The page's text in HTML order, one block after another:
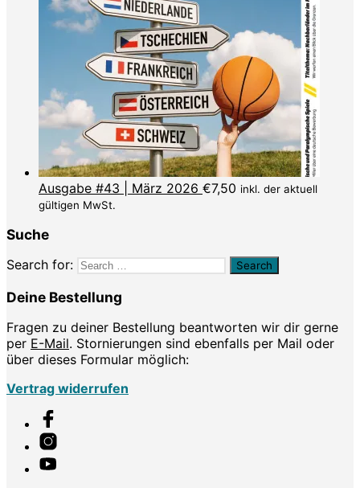
Ausgabe #43 | März 2026 €7,50 inkl. der aktuell
gültigen MwSt.
Suche
Search for:
Deine Bestellung
Fragen zu deiner Bestellung beantworten wir dir gerne
per E-Mail. Stornierungen sind ebenfalls per Mail oder
über dieses Formular möglich:
Vertrag widerrufen